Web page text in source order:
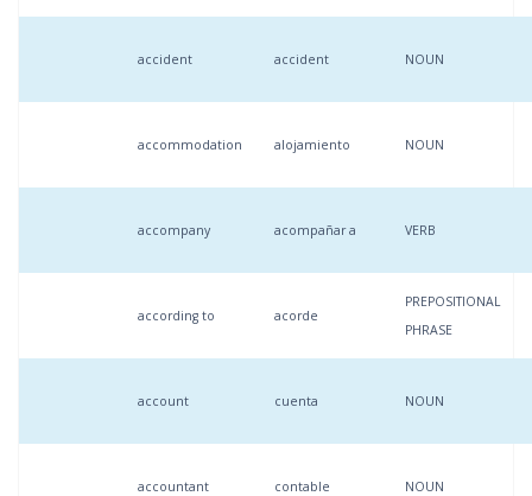
accident accident NOUN
accommodation alojamiento NOUN
accompany acompañar a VERB
according to acorde
PREPOSITIONAL
PHRASE
account cuenta NOUN
accountant contable NOUN